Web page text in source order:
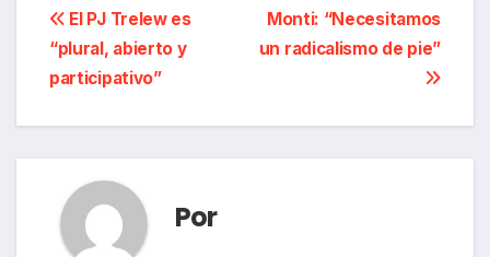
Navegación
de
entradas
Monti: “Necesitamos
un radicalismo de pie”
El PJ Trelew es
“plural, abierto y
participativo”
Por